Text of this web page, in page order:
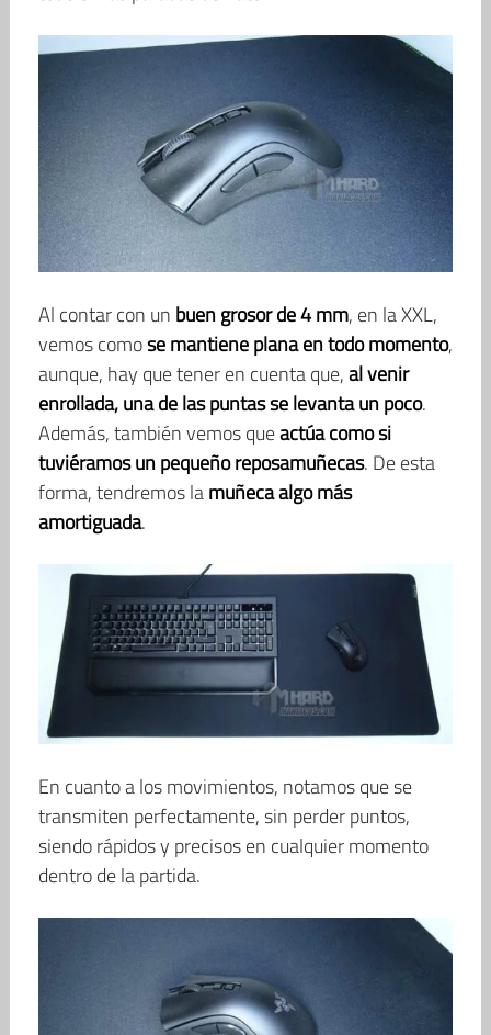
Al contar con un buen grosor de 4 mm, en la XXL,
vemos comose mantiene plana en todo momento,
aunque, hay que tener en cuenta que,al venir
enrollada, una de las puntas se levanta un poco.
Además, también vemos queactúa como si
tuviéramos un pequeño reposamuñecas. De esta
forma, tendremos lamuñeca algo más
amortiguada.
En cuanto a los movimientos, notamos que se
transmiten perfectamente, sin perder puntos,
siendo rápidos y precisos en cualquier momento
dentro de la partida.